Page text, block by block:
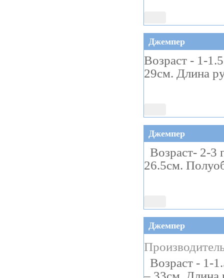
Джемпер
Возраст - 1-
29см. Длина
Джемпер
Возраст- 2-3
26.5см.
Джемпер
Возраст - 1-